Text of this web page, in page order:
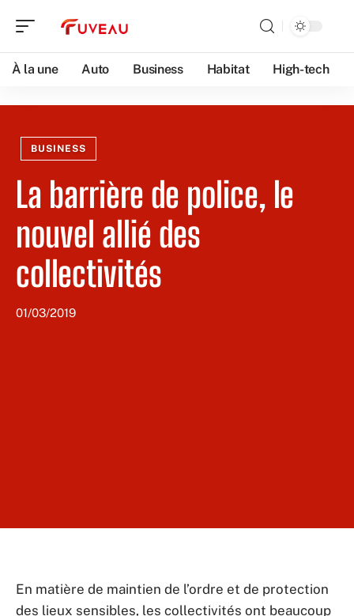
À la une Auto Business Habitat High-tech
BUSINESS
La barrière de police, le
nouvel allié des
collectivités
01/03/2019
En matière de maintien de l’ordre et de protection
des lieux sensibles, les collectivités ont beaucoup